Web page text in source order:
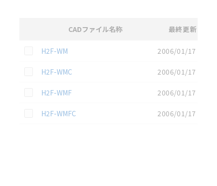
CADファイル名称 最終更新
この資料を選択
H2F-WM
2006/01/17
この資料を選択
H2F-WMC
2006/01/17
この資料を選択
H2F-WMF
2006/01/17
この資料を選択
H2F-WMFC 2006/01/17